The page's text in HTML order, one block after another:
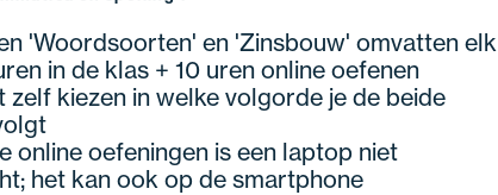
'Woordsoorten' en 'Zinsbouw' omvatten elk
in de klas + 10 uren online oefenen
zelf kiezen in welke volgorde je de beide
online oefeningen is een laptop niet
het kan ook op de smartphone